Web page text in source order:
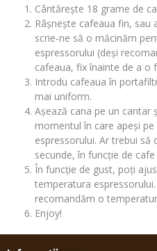
Cântărește 18 grame de
Râșnește cafeaua fin, sau
scrie-ne să o măcinăm
espressorului (deși
cafeaua, fix înainte de a o
Introdu cafeaua în
mai uniform.
Așează cana pe un
momentul în care apeși
espressorului. Ar trebui să
secunde, în funcție de cafe
În funcție de gust, poți
temperatura
recomandăm o
Enjoy!